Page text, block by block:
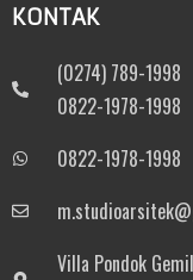
KONTAK
(0274) 789-1998
0822-1978-1998
0822-1978-1998
Villa Pondok